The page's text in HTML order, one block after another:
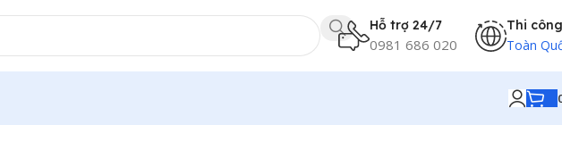
Hỗ trợ 24/7
0981 686 020
Thi công
Toàn